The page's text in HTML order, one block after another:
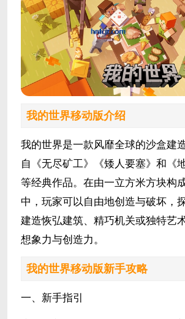
我的世界移动版介绍
我的世界是一款风靡全球的沙盒建
自《无尽矿工》《矮人要塞》和《
等经典作品。在由一立方米方块构
中，玩家可以自由地创造与破坏，
建造恢弘建筑、精巧机关或独特艺
想象力与创造力。
我的世界移动版新手攻略
一、新手指引